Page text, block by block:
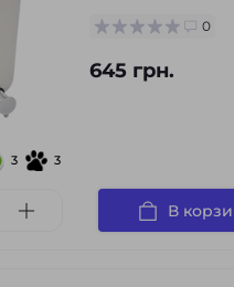
3 3
0
645 грн.
В